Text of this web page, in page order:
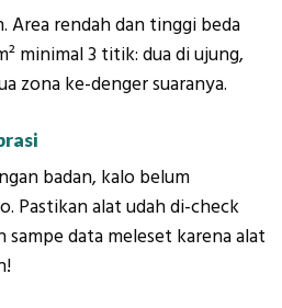
Area rendah dan tinggi beda
minimal 3 titik: dua di ujung,
zona ke-denger suaranya.
badan, kalo belum
Pastikan alat udah di-check
data meleset karena alat